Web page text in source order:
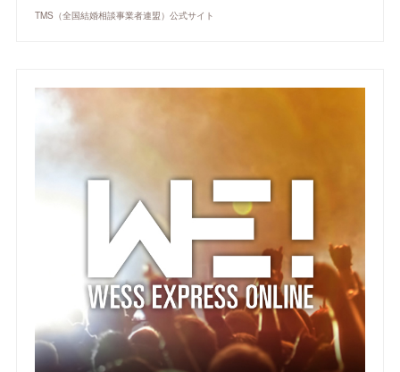
TMS（全国結婚相談事業者連盟）公式サイト